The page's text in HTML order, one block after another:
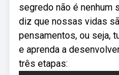
segredo não é nenhum
diz que nossas vidas
pensamentos, ou seja,
e aprenda a
três etapas: